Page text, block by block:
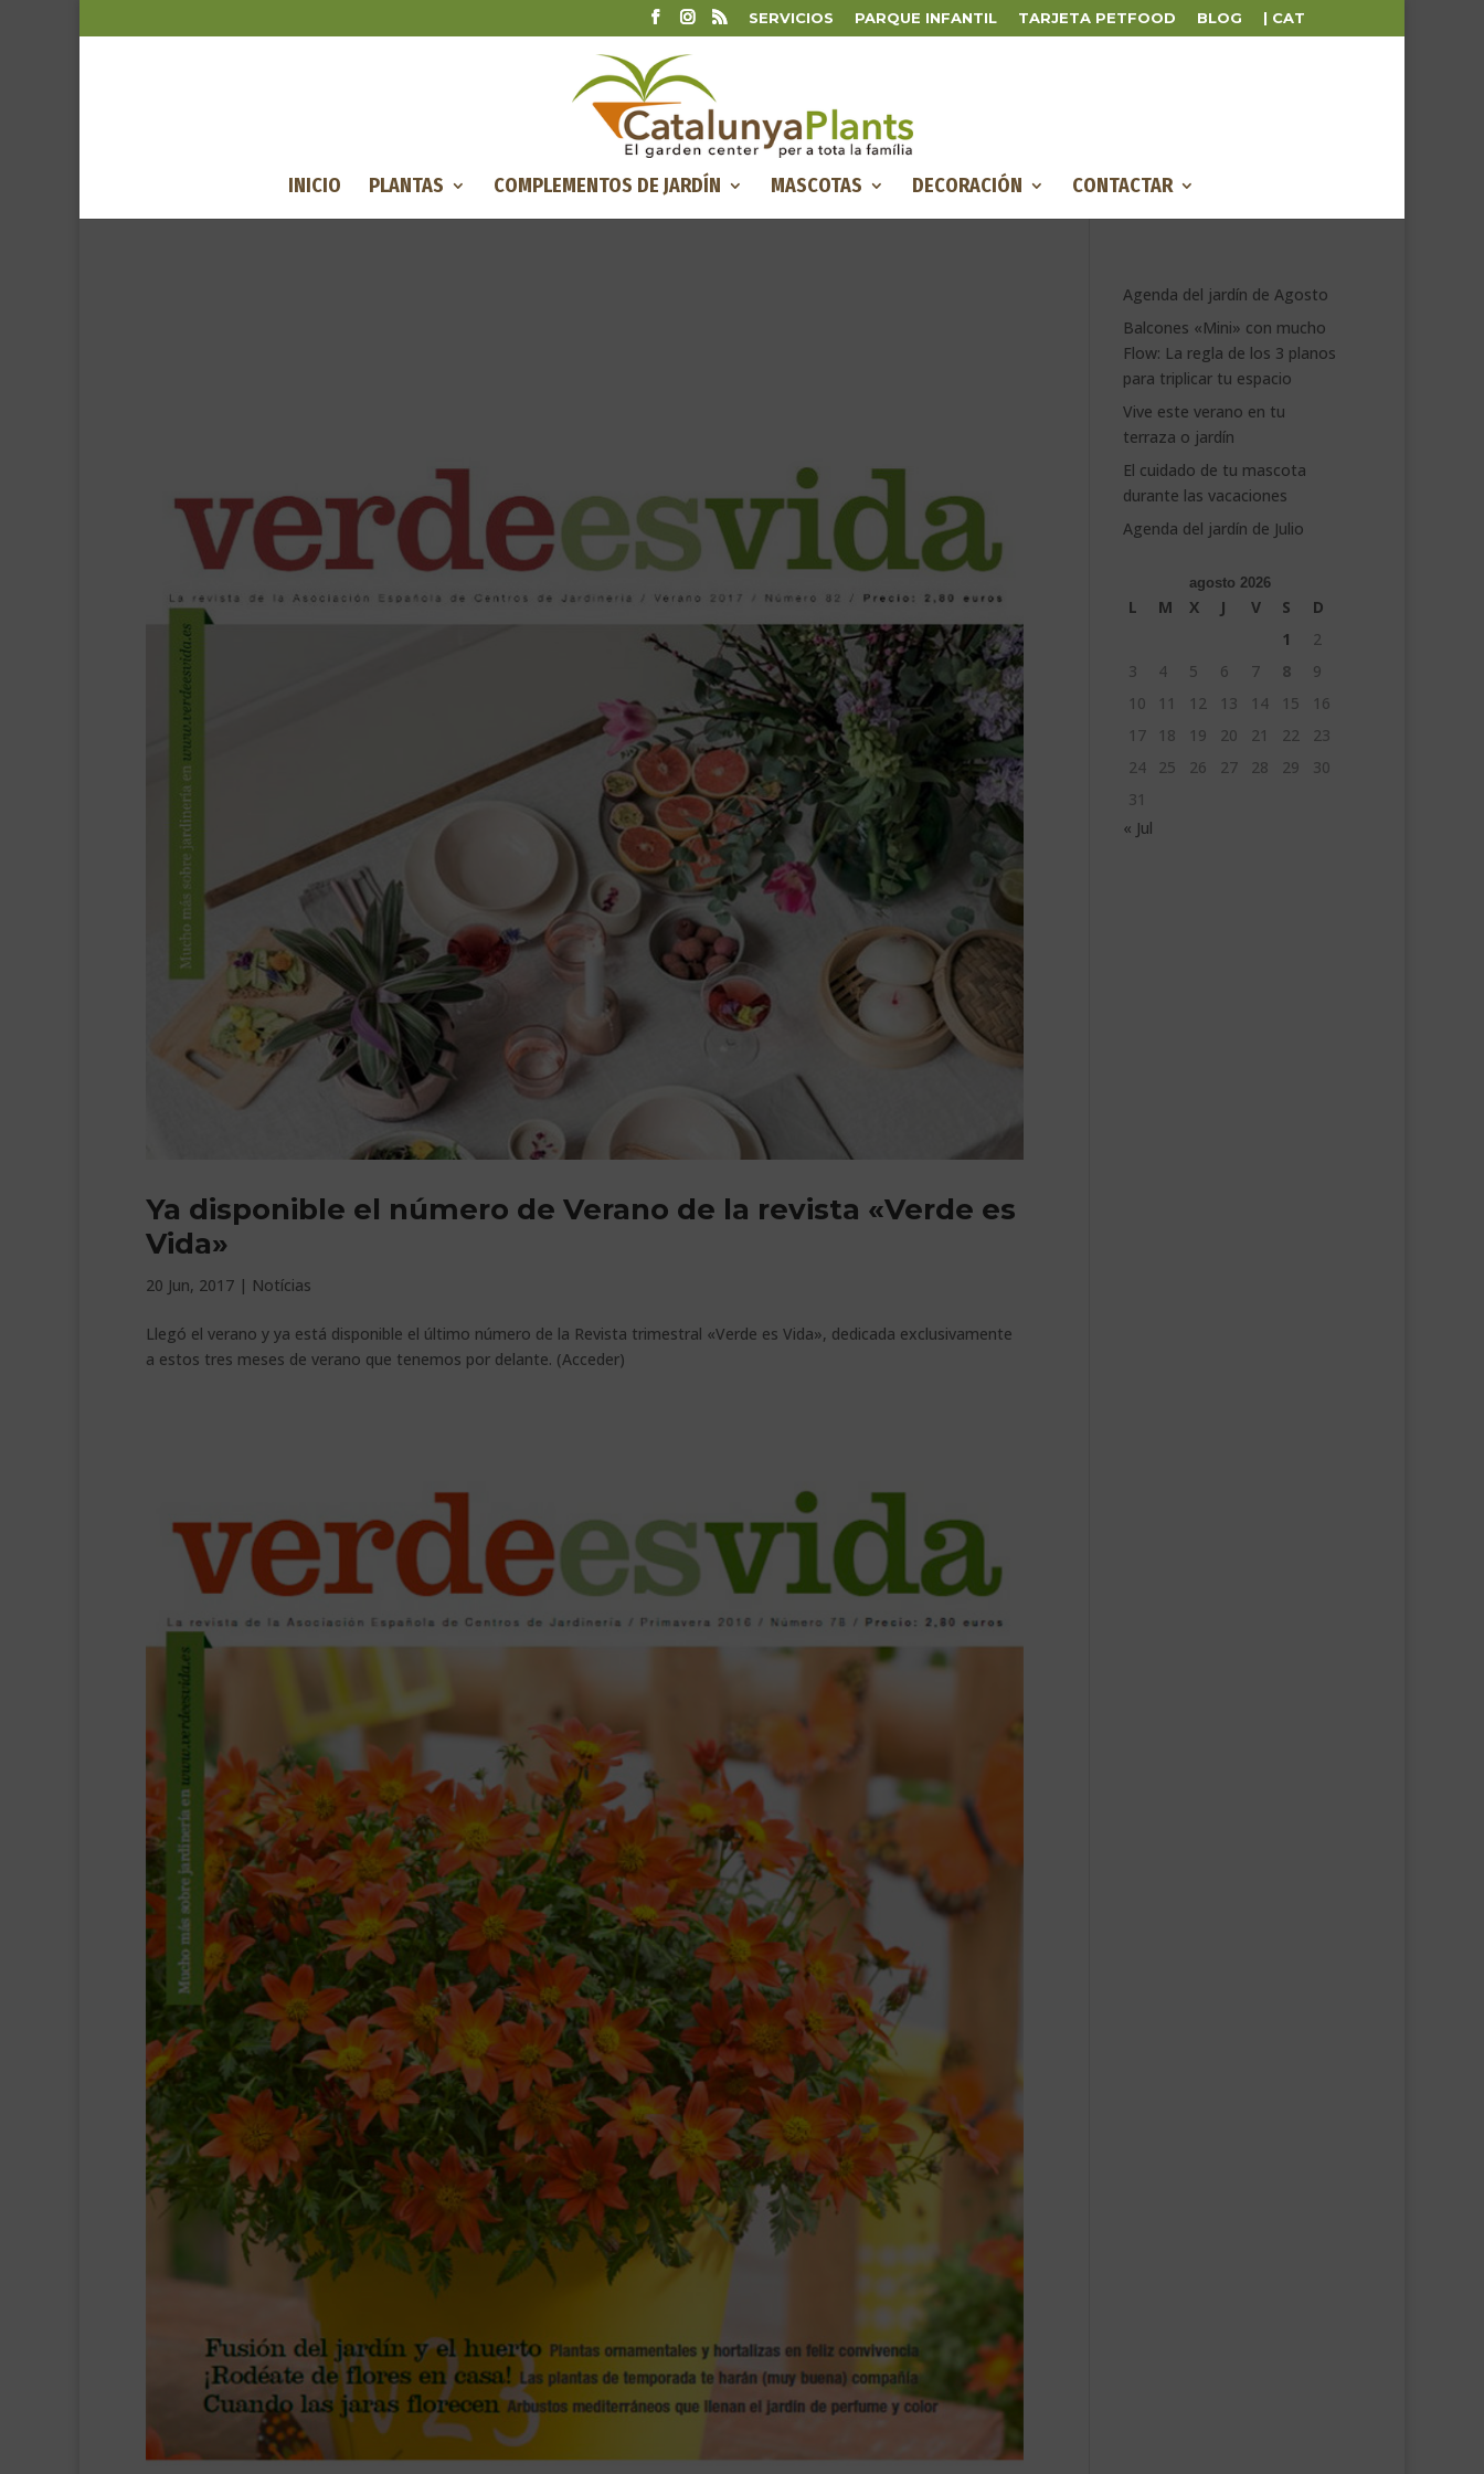
SERVICIOS PARQUE INFANTIL TARJETA PETFOOD BLOG | CAT
INICIO PLANTAS COMPLEMENTOS DE JARDÍN MASCOTAS DECORACIÓN CONTACTAR
Ya disponible el número de Verano de la revista «Verde es
Vida»
20 Jun, 2017 | Notícias
Llegó el verano y ya está disponible el último número de la Revista trimestral «Verde es Vida», dedicada exclusivamente
a estos tres meses de verano que tenemos por delante. (Acceder)
Agenda del jardín de Agosto
Balcones «Mini» con mucho
Flow: La regla de los 3 planos
para triplicar tu espacio
Vive este verano en tu
terraza o jardín
El cuidado de tu mascota
durante las vacaciones
Agenda del jardín de Julio
agosto 2026
L M X J V S
D
1
2
3
4 5 6 7 8
9
10
11 12 13 14 15
16
17
18 19 20 21 22
23
24
25 26 27 28 29
30
31
« Jul